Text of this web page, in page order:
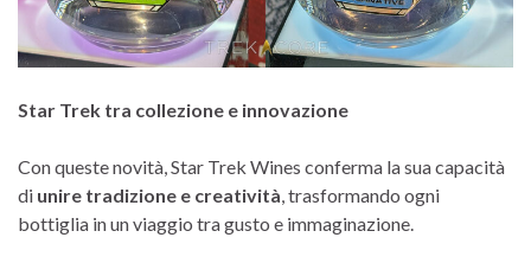
Star Trek tra collezione e innovazione
Con queste novità, Star Trek Wines conferma la sua capacità
di unire tradizione e creatività , trasformando ogni
bottiglia in un viaggio tra gusto e immaginazione.